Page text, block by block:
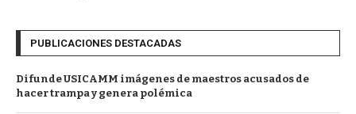
PUBLICACIONES DESTACADAS
Difunde USICAMM imágenes de maestros acusados de
hacer trampa y genera polémica